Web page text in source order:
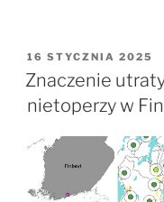
na
w
futrze
w
OPUBLIKOWANE
W
16 STYCZNIA 2025
Znaczenie
nietoperzy w